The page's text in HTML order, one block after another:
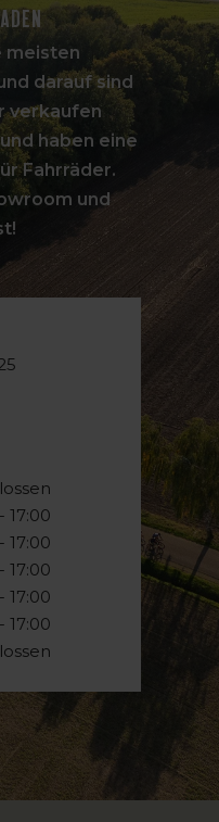
meisten
darauf sind
verkaufen
haben eine
Fahrräder.
und
17:00
17:00
17:00
17:00
17:00